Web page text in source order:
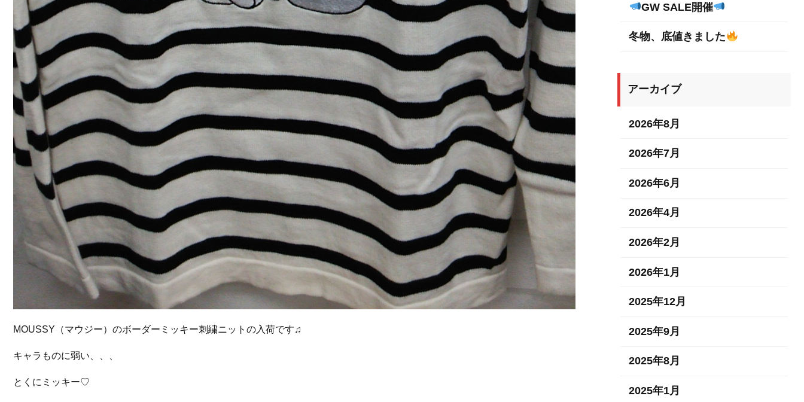
MOUSSY（マウジー）のボーダーミッキー刺繍ニットの入荷です♫
キャラものに弱い、、、
とくにミッキー♡
GW SALE開催
冬物、底値きました
アーカイブ
2026年8月
2026年7月
2026年6月
2026年4月
2026年2月
2026年1月
2025年12月
2025年9月
2025年8月
2025年1月